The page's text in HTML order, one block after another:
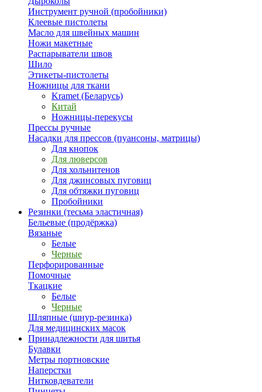
Инструмент ручной (пробойники)
Клеевые пистолеты
Масло для швейных машин
Ножи макетные
Распарыватели швов
Шило
Этикеты-пистолеты
Ножницы для ткани
Kramet (Беларусь)
Китай
Ножницы-перекусы
Прессы ручные
Насадки для прессов (пуансоны, матрицы)
Для кнопок
Для люверсов
Для хольнитенов
Для джинсовых пуговиц
Для обтяжки пуговиц
Пробойники
Резинки (тесьма эластичная)
Бельевые (продёржка)
Вязаные
Белые
Черные
Перфорированные
Помочные
Ткацкие
Белые
Черные
Шляпные (шнур-резинка)
Для медицинских масок
Принадлежности для шитья
Булавки
Метры портновские
Наперстки
Нитковдеватели